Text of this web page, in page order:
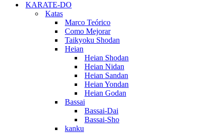
KARATE-DO
Katas
Marco Teórico
Como Mejorar
Taikyoku Shodan
Heian
Heian Shodan
Heian Nidan
Heian Sandan
Heian Yondan
Heian Godan
Bassai
Bassai-Dai
Bassai-Sho
kanku